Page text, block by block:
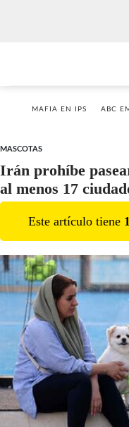
MAFIA EN IPS ABC
MASCOTAS
Irán prohíbe
al menos 17
Este artículo tiene 1